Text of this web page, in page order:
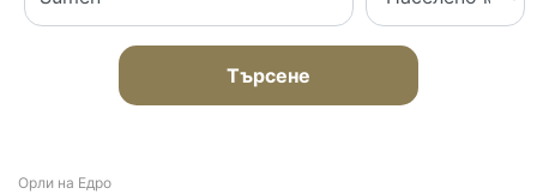
Търсене
Орли на Едро